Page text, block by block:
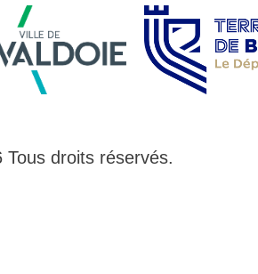
Tous droits réservés.